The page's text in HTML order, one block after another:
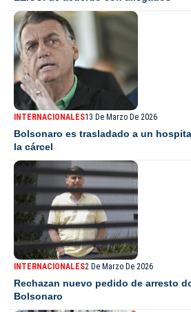
INTERNACIONALES13 De Marzo De 2026
Bolsonaro es trasladado a un
la cárcel
INTERNACIONALES2 De Marzo De 2026
Rechazan nuevo pedido de arresto
Bolsonaro